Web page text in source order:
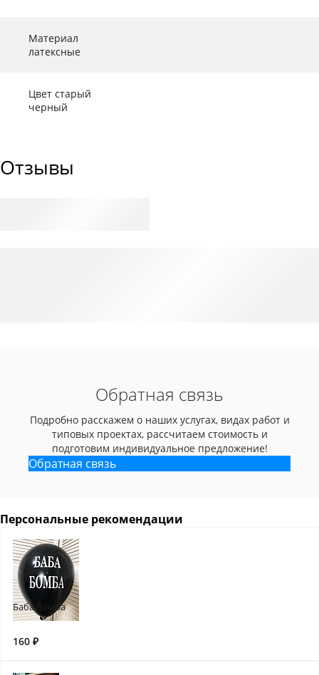
Материал
латексные
Цвет старый
черный
Отзывы
Обратная связь
Подробно расскажем о наших услугах, видах работ и
типовых проектах, рассчитаем стоимость и
подготовим индивидуальное предложение!
Обратная связь
Персональные рекомендации
Баба бомба
160 ₽